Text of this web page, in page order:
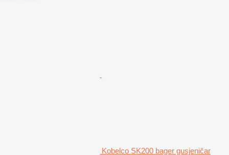
Kobelco SK200 bager gusjeničar